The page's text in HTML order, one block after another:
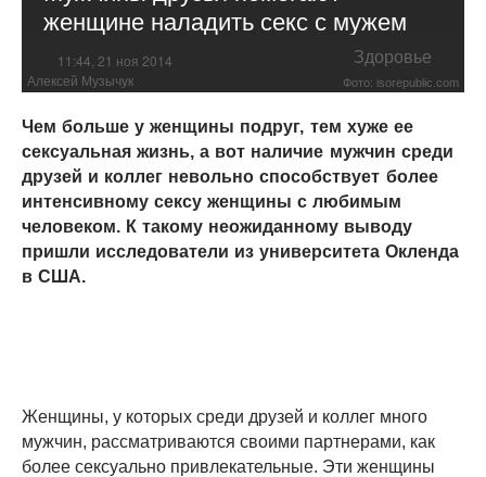
женщине наладить секс с мужем
11:44, 21 ноя 2014 Здоровье
Алексей Музычук Фото: isorepublic.com
Чем больше у женщины подруг, тем хуже ее
сексуальная жизнь, а вот наличие мужчин среди
друзей и коллег невольно способствует более
интенсивному сексу женщины с любимым
человеком. К такому неожиданному выводу
пришли исследователи из университета Окленда
в США.
Женщины, у которых среди друзей и коллег много
мужчин, рассматриваются своими партнерами, как
более сексуально привлекательные. Эти женщины